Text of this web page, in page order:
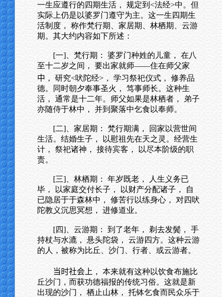
一生应遵行的四期生活， 规定到<法经>中。但
实际上仍是以婆罗门遵守为主。这一生四期生
活制度， 称作梵行期、家居期、林栖期、云游
期。其大约内容如下所述：
[一]、梵行期： 婆罗门种姓的儿童， 在八
至十二岁之间， 要出家就师——住在师父家
中， 研究<吠陀经>， 学习祭祀仪式， 修养品
德。同时朝夕奉事圣火， 笃事师长。这种生
活， 通常是十二年。师父如果是林栖者， 弟子
亦随侍于林中， 并到聚落中乞食以奉师。
[二]、家居期： 梵行期满， 回家以营世间
生活。结婚生子， 以慰祖先在天之灵。经营生
计， 祭祀诸神， 接待宾客， 以尽本阶级的职
责。
[三]、林栖期： 年岁既老， 人生义务已
毕， 以家庭交付长子， 以财产分配诸子， 自
已隐居于于森林中， 修苦行以练身心， 对四吠
陀教义沉思冥想， 进修道业。
[四]、云游期： 到了老年， 剃去发鬓， 手
持杖与水漉， 悬头陀袋， 云游四方。这种云游
的人，被称为比丘、沙门、行者、或云游者。
当时社会上， 本来就有这种以饮食布施比
丘沙门，而获功德福报的传统习俗。这就是新
出现的沙门， 栖止山林， 托钵乞食而民众乐于